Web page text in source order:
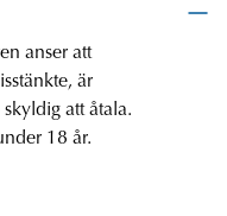
anser att
är
att åtala.
18 år.